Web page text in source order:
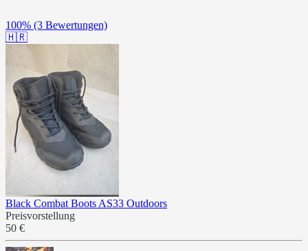
100% (3 Bewertungen)
🇭🇷
Black Combat Boots AS33 Outdoors
Preisvorstellung
50 €